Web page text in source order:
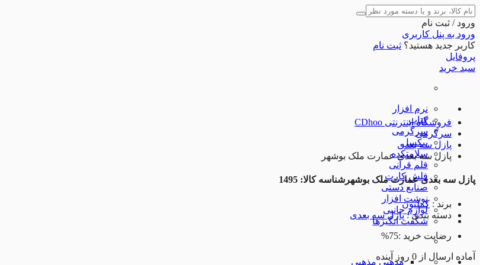
ورود / ثبت نام
ورود به پنل کاربری
کاربر جدید هستید؟ ثبت نام
پروفایل
سبد خرید
نرم افزار
کتاب
سرگرمی
پیکسل
سلامتکده
قلم قرآنی
فلش کارت
صنایع دستی
نوشت افزار
لوازم جانبی
شگفت انگیزها
مذهبی مذهبی
فروشگاه اینترنتی CDhoo
سرگرمی
پازل سه بعدی
پازل سه بعدی عمارت ملک بوشهر
پازل سه بعدی عمارت ملک بوشهر شناسه کالا: 1495
برند: کملیون
دسته بندی:پازل سه بعدی
رضایت خرید :75%
آماده ارسال از 0 روز آینده